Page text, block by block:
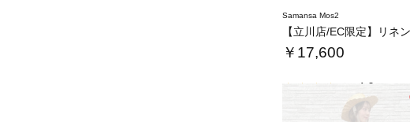
Samansa Mos2
￥17,600
4.0 （1）